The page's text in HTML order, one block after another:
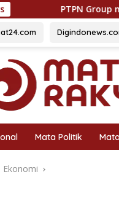
PTPN IV Regional
Mata Politik
Ekonomi